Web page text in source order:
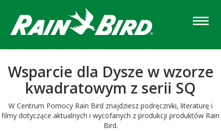
main
content
Wsparcie dla Dysze w wzorze
kwadratowym z serii SQ
W Centrum Pomocy Rain Bird znajdziesz podręczniki, literaturę i
filmy dotyczące aktualnych i wycofanych z produkcji produktów Rain
Bird.